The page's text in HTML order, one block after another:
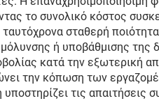
το συνολικό κόστος
σταθερή
ή υποβάθμισης της
κατά την εξωτερική
την κόπωση των
τις